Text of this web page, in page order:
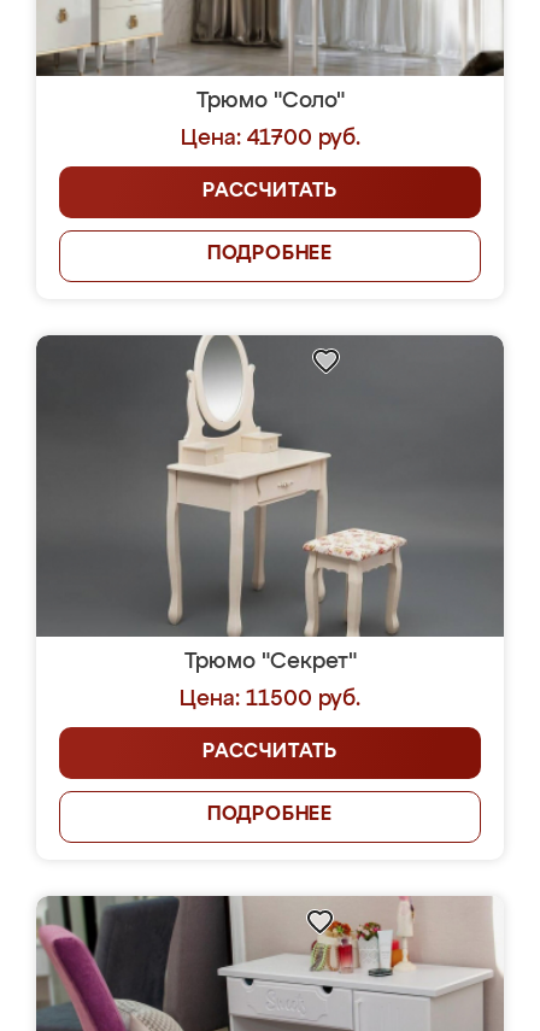
Трюмо "Соло"
Цена: 41700 руб.
РАССЧИТАТЬ
ПОДРОБНЕЕ
Трюмо "Секрет"
Цена: 11500 руб.
РАССЧИТАТЬ
ПОДРОБНЕЕ